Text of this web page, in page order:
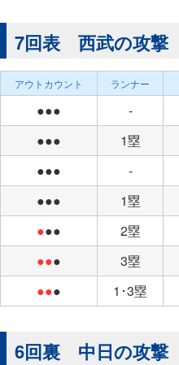
7回表 西武の攻撃
アウトカウント ランナー
●●● -
●●●
1塁
●●●
-
●●●
1塁
●●● 2塁
●●● 3塁
●●● 1･3塁
6回裏 中日の攻撃